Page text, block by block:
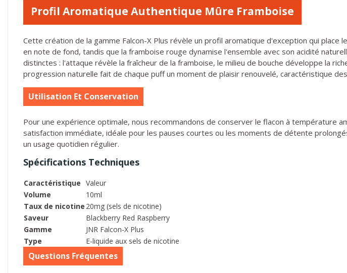
Profil Aromatique Authentique Mûre Framboise
Cette création de la gamme Falcon-X Plus révèle un profil aromatique d'exception qui
en note de fond, tandis que la framboise rouge dynamise l'ensemble avec son acidité
distinctes : l'attaque révèle la fraîcheur de la framboise, le milieu de bouche développe la
progression naturelle fait de chaque puff un moment de plaisir renouvelé, caractéristique
Utilisation Et Conservation
Pour une expérience optimale, nous recommandons de conserver le flacon à température
satisfaction immédiate, idéale pour les pauses courtes ou les moments de détente
un usage quotidien régulier.
Spécifications Techniques
Caractéristique Valeur
Volume
10ml
Taux de nicotine 20mg (sels de nicotine)
Saveur
Blackberry Red Raspberry
Gamme
JNR Falcon-X Plus
Type
E-liquide aux sels de nicotine
Questions Fréquentes